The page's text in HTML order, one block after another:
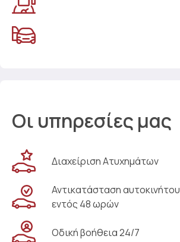
Οι υπηρεσίες μας
Διαχείριση Ατυχημάτων
Αντικατάσταση αυτοκινήτου
εντός 48 ωρών
Οδική βοήθεια 24/7